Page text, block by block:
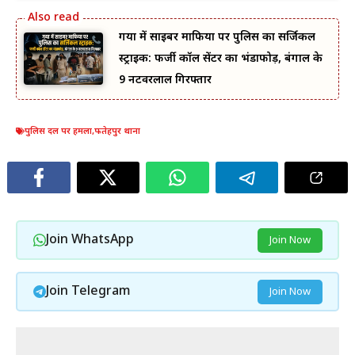
गया में साइबर माफिया पर पुलिस का सर्जिकल
स्ट्राइक: फर्जी कॉल सेंटर का भंडाफोड़, बंगाल के
9 नटवरलाल गिरफ्तार
पुलिस दल पर हमला,फतेहपुर थाना
Join WhatsApp Join Now
Join Telegram Join Now